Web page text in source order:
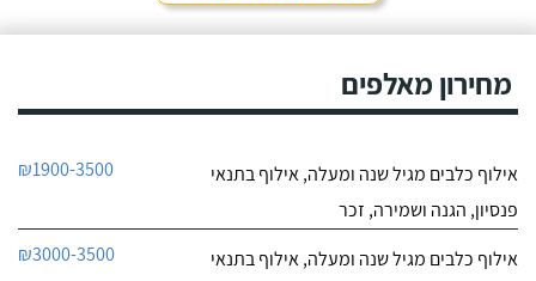
מחירון מאלפים
אילוף כלבים מגיל שנה ומעלה, אילוף בתנאי
פנסיון, הגנה ושמירה, זכר
₪1900-3500
אילוף כלבים מגיל שנה ומעלה, אילוף בתנאי
₪3000-3500